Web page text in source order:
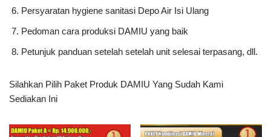
Persyaratan hygiene sanitasi Depo Air Isi Ulang
Pedoman cara produksi DAMIU yang baik
Petunjuk panduan setelah setelah unit selesai terpasang, dll.
Silahkan Pilih Paket Produk DAMIU Yang Sudah Kami
Sediakan Ini